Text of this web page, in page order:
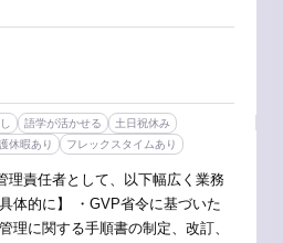
語学が活かせる
土日祝休み
休暇あり フレックスタイムあり
理責任者として、以下幅広く業務
理に関する手順書の制定、改訂、